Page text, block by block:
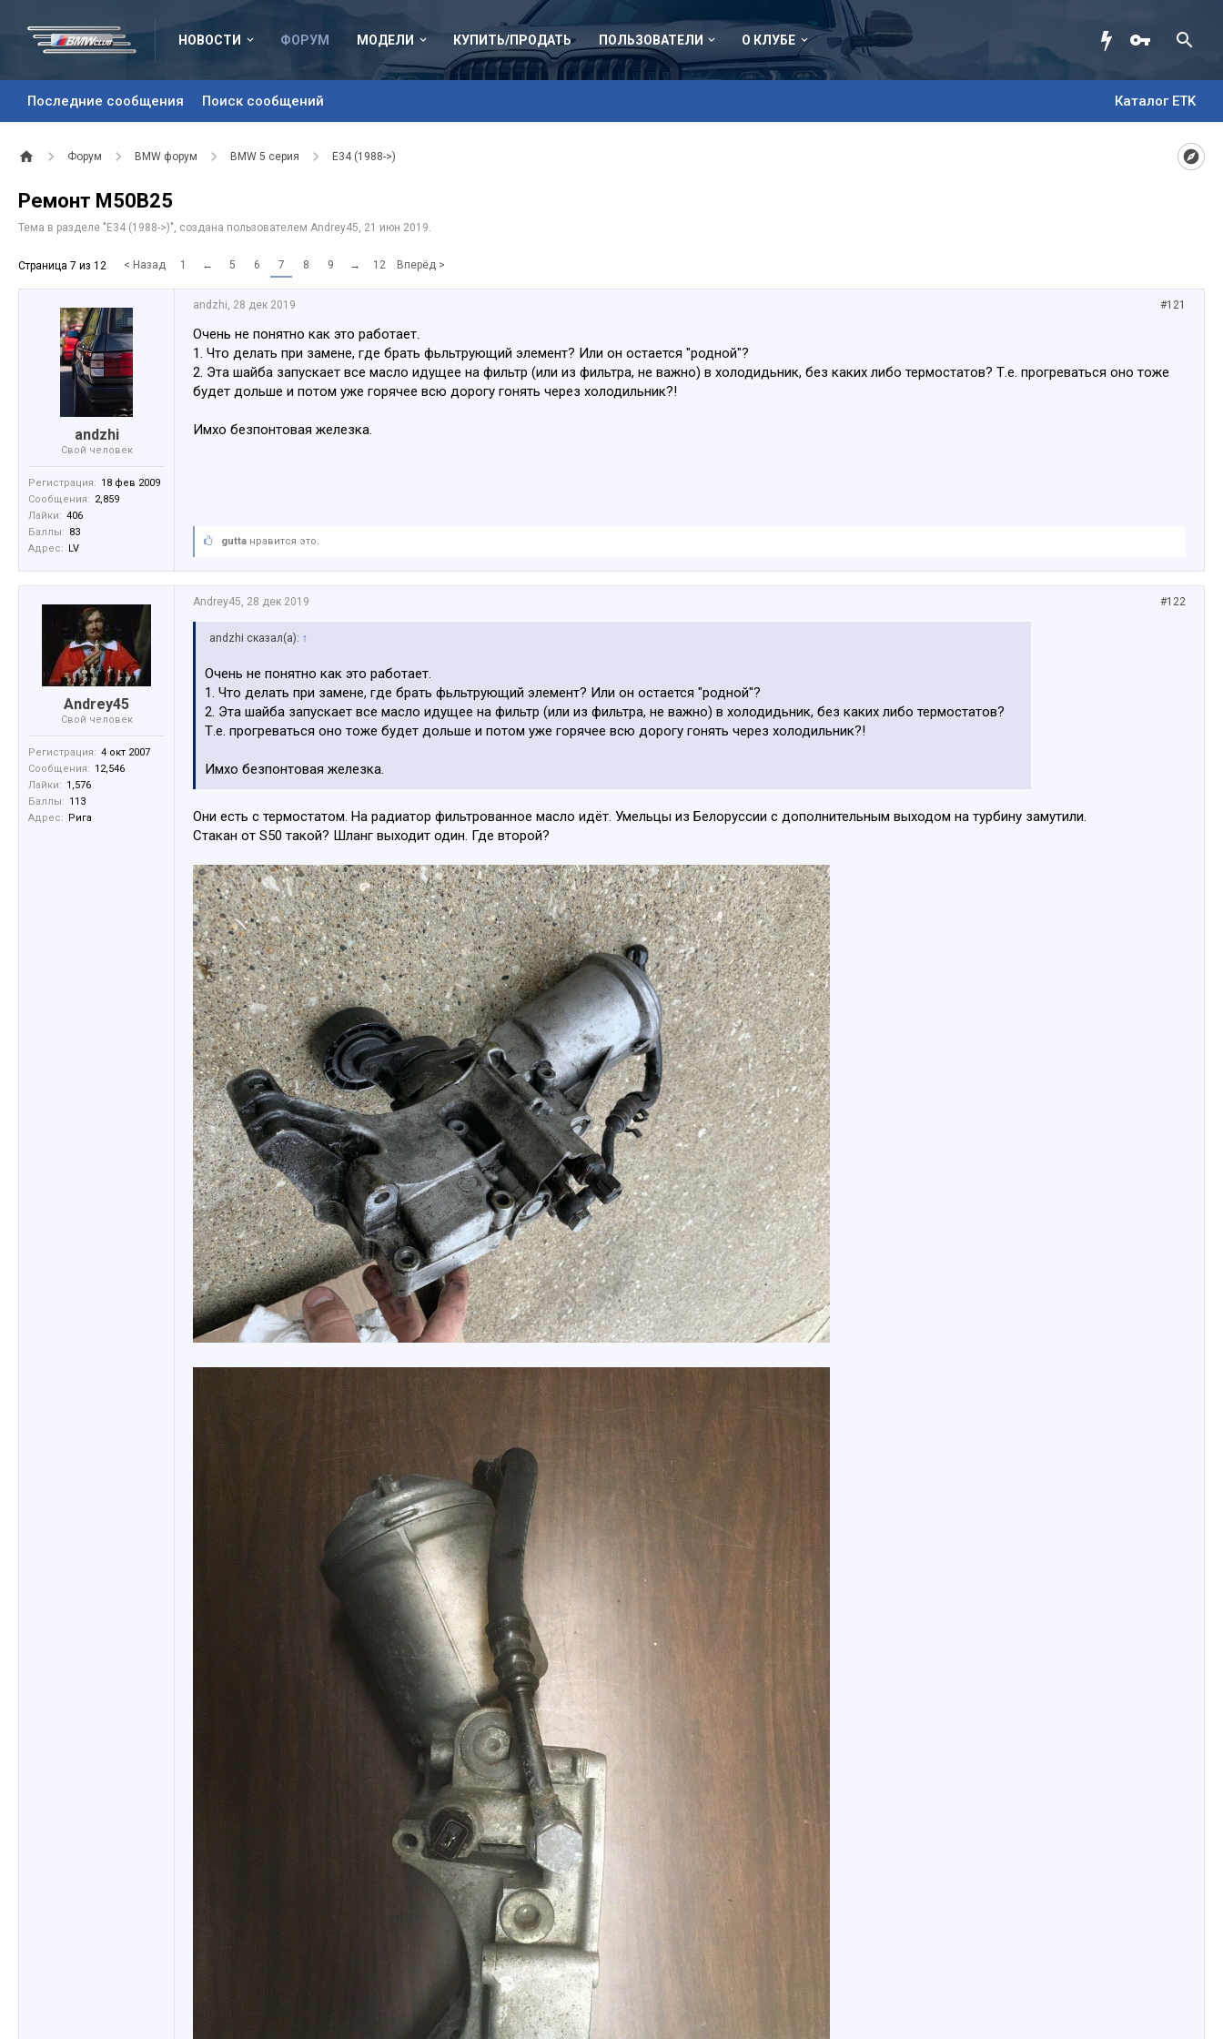
НОВОСТИ ФОРУМ
Последние сообщения Поиск сообщений Каталог ETK
МОДЕЛИ КУПИТЬ/ПРОДАТЬ ПОЛЬЗОВАТЕЛИ О КЛУБЕ
Форум BMW форум BMW 5 серия E34 (1988->)
Ремонт M50B25
Тема в разделе " E34 (1988->)", создана пользователем Andrey45, 21 июн 2019.
Страница 7 из 12 < Назад 1 ← 5 6 7 8 9 → 12 Вперёд >
аndzhi
Свой человек
Регистрация: 18 фев 2009
Сообщения: 2,859
Лайки: 406
Баллы: 83
Адрес: LV
#121
аndzhi, 28 дек 2019
Очень не понятно как это работает.
1. Что делать при замене, где брать фьльтрующий элемент? Или он остается "родной"?
2. Эта шайба запускает все масло идущее на фильтр (или из фильтра, не важно) в холодидьник, без каких либо термостатов? Т.е. прогреваться оно тоже
будет дольше и потом уже горячее всю дорогу гонять через холодильник?!
Имхо безпонтовая железка.
gutta нравится это.
Andrey45
Свой человек
Регистрация: 4 окт 2007
Сообщения: 12,546
Лайки: 1,576
Баллы: 113
Адрес: Рига
#122
Andrey45, 28 дек 2019
аndzhi сказал(а): ↑
Очень не понятно как это работает.
1. Что делать при замене, где брать фьльтрующий элемент? Или он остается "родной"?
2. Эта шайба запускает все масло идущее на фильтр (или из фильтра, не важно) в холодидьник, без каких либо термостатов?
Т.е. прогреваться оно тоже будет дольше и потом уже горячее всю дорогу гонять через холодильник?!
Имхо безпонтовая железка.
Они есть с термостатом. На радиатор фильтрованное масло идёт. Умельцы из Белоруссии с дополнительным выходом на турбину замутили.
Стакан от S50 такой? Шланг выходит один. Где второй?